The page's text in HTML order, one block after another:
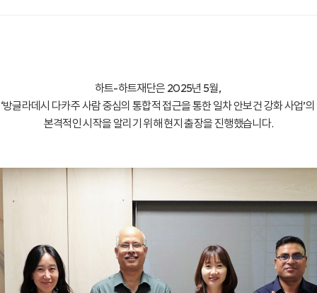
하트-하트재단은 2025년 5월,
‘방글라데시 다카주 사람 중심의 통합적 접근을 통한 일차 안보건 강화 사업’의
본격적인 시작을 알리기 위해 현지 출장을 진행했습니다.